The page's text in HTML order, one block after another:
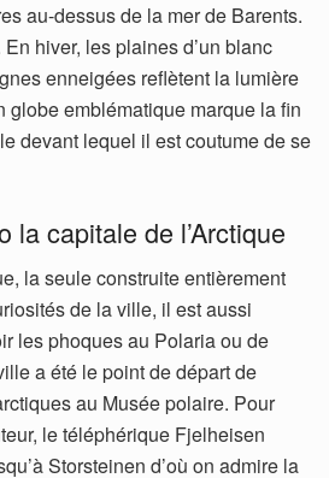
au-dessus de la mer de Barents.
hiver, les plaines d’un blanc
enneigées reflètent la lumière
globe emblématique marque la fin
devant lequel il est coutume de se
la capitale de l’Arctique
la seule construite entièrement
de la ville, il est aussi
les phoques au Polaria ou de
a été le point de départ de
au Musée polaire. Pour
le téléphérique Fjelheisen
Storsteinen d’où on admire la